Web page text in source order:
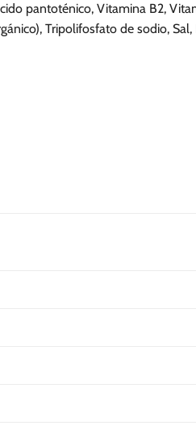
pantoténico, Vitamina B2,
Tripolifosfato de sodio,